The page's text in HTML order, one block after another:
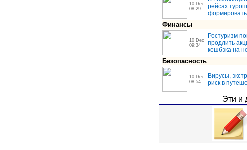
10 Dec
08:29
рейсах
Финансы
10 Dec
09:34
Ростуризм
продлить
кешбэка на
Безопасность
10 Dec
08:54
Вирусы,
риск в
Эти и